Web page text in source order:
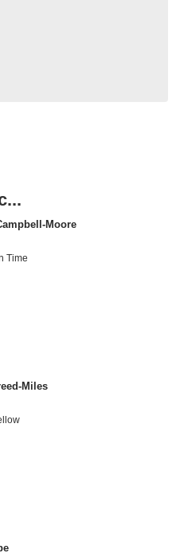
Moore
Time
Miles